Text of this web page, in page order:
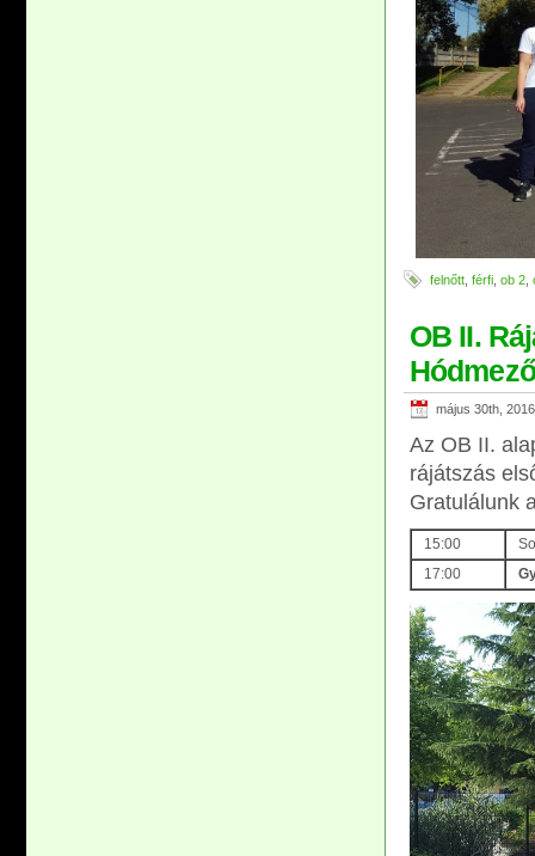
felnőtt férfi ob 2
OB II.
május 30th, 2016
Az OB II.
rájátszás
Gratulálunk
15:00
17:00